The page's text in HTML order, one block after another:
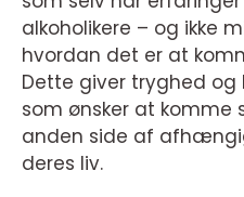
alkoholikere – og ikke
hvordan det er at
Dette giver tryghed
som ønsker at komme
anden side af
deres liv.